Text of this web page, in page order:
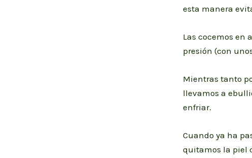
esta manera
Las cocemos en
presión (con
Mientras tanto
llevamos a
enfriar.
Cuando ya ha
quitamos la piel